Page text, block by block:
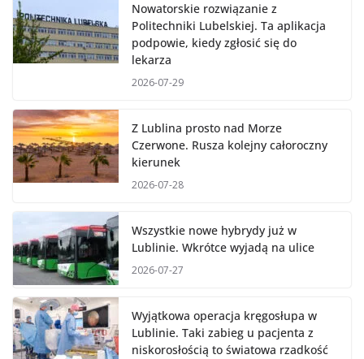
Nowatorskie rozwiązanie z
Politechniki Lubelskiej. Ta aplikacja
podpowie, kiedy zgłosić się do
lekarza
2026-07-29
Z Lublina prosto nad Morze
Czerwone. Rusza kolejny całoroczny
kierunek
2026-07-28
Wszystkie nowe hybrydy już w
Lublinie. Wkrótce wyjadą na ulice
2026-07-27
Wyjątkowa operacja kręgosłupa w
Lublinie. Taki zabieg u pacjenta z
niskorosłością to światowa rzadkość